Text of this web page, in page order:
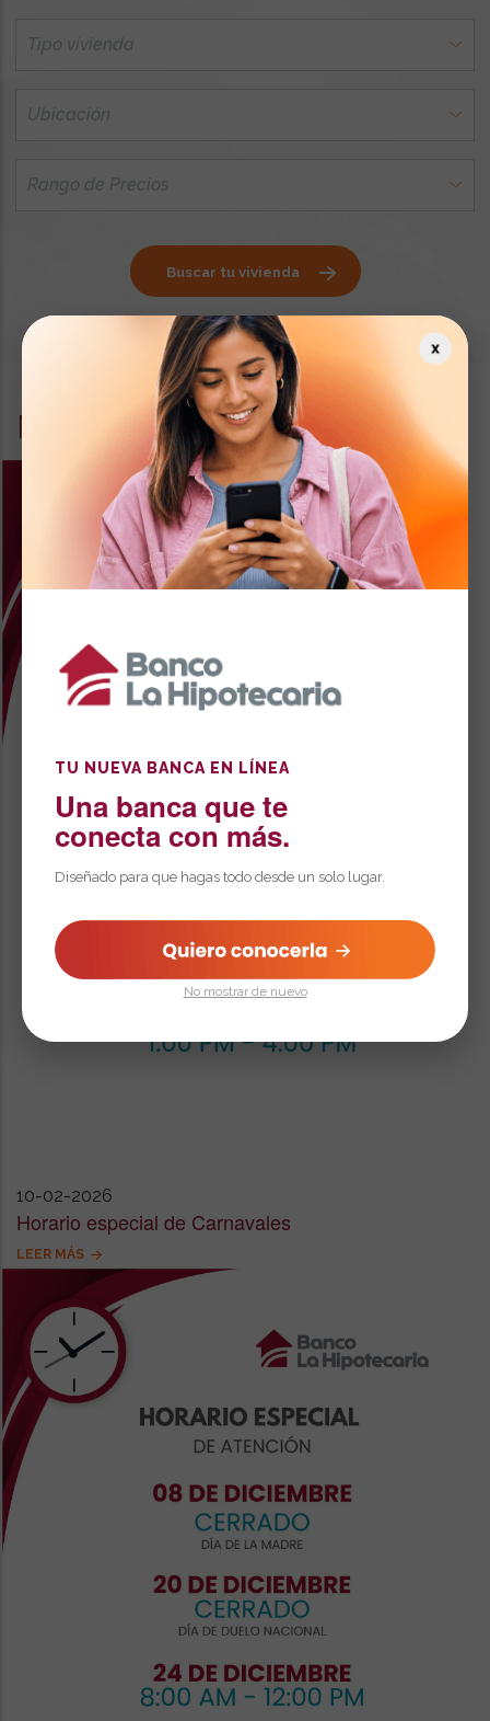
Tipo vivienda
Ubicación
Rango de Precios
Noticias
10-02-2026
Horario especial de Carnavales
LEER MÁS
TU NUEVA BANCA EN LÍNEA
Una banca que te
conecta con más.
Diseñado para que hagas todo desde un solo lugar.
No mostrar de nuevo